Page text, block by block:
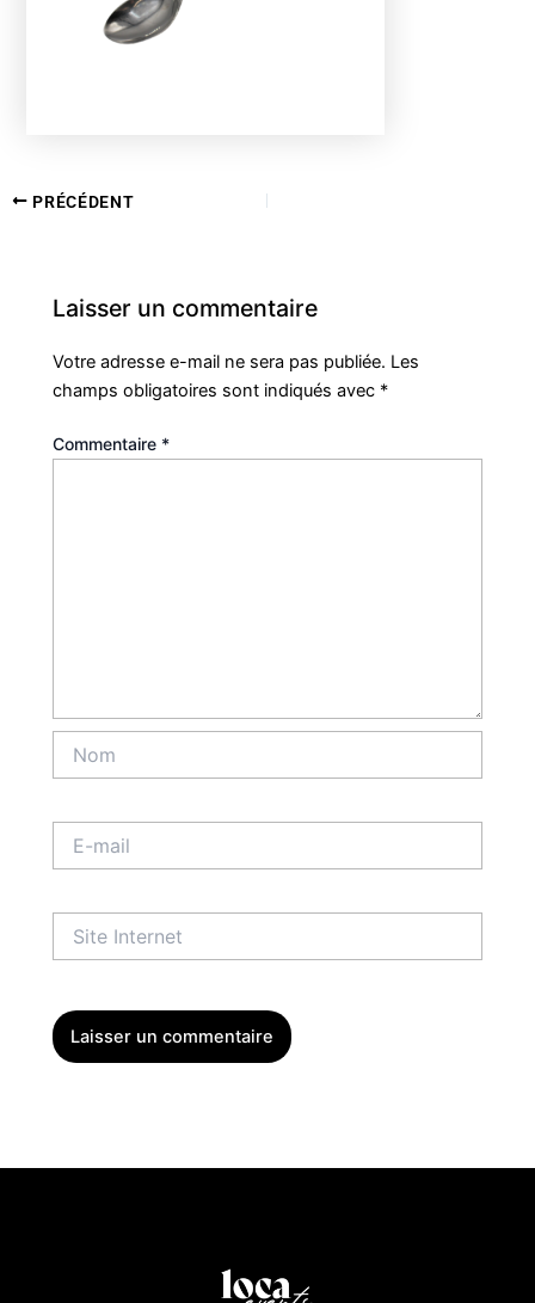
PRÉCÉDENT
Laisser un commentaire
Votre adresse e-mail ne sera pas publiée. Les
champs obligatoires sont indiqués avec *
Commentaire *
mail
Internet